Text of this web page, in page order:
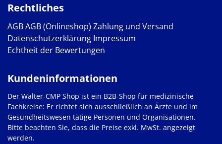
Rechtliches
AGBAGB (Onlineshop) Zahlung und Versand
Datenschutzerklärung Impressum
Echtheit der Bewertungen
Kundeninformationen
Der Walter-CMP Shop ist ein B2B-Shop für medizinische
Fachkreise: Er richtet sich ausschließlich an Ärzte und im
Gesundheitswesen tätige Personen und Organisationen.
Bitte beachten Sie, dass die Preise exkl. MwSt. angezeigt
werden.